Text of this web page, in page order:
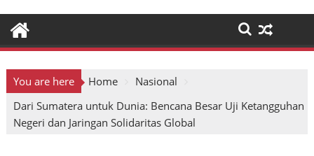
You are here Home
Nasional
Dari Sumatera untuk Dunia: Bencana Besar Uji Ketangguhan
Negeri dan Jaringan Solidaritas Global